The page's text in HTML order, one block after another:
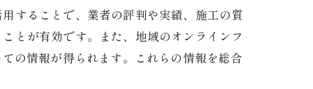
することで、業者の評判や実績、施工の質
とが有効です。また、地域のオンラインフ
の情報が得られます。これらの情報を総合